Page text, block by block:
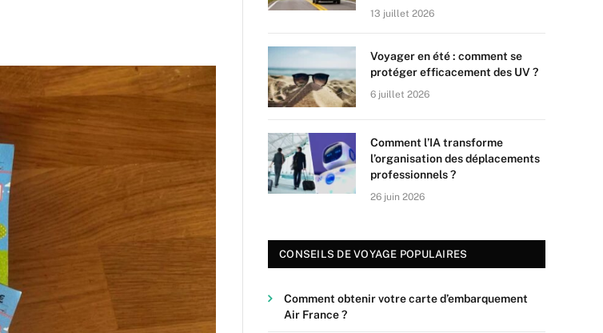
13 juillet 2026
Voyager en été : comment se
protéger efficacement des UV ?
6 juillet 2026
Comment l’IA transforme
l’organisation des déplacements
professionnels ?
26 juin 2026
CONSEILS DE VOYAGE POPULAIRES
Comment obtenir votre carte d’embarquement
Air France ?